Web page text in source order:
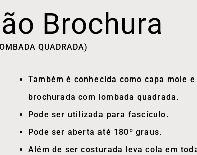
Brochura
QUADRADA)
Também é conhecida como capa mole
brochurada com lombada quadrada.
Pode ser utilizada para fascículo.
Pode ser aberta até 180º graus.
Além de ser costurada leva cola em